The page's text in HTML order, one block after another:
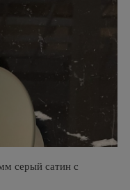
серый сатин с